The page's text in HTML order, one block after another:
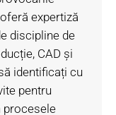
expertiză
discipline de
CAD și
identificați cu
pentru
procesele